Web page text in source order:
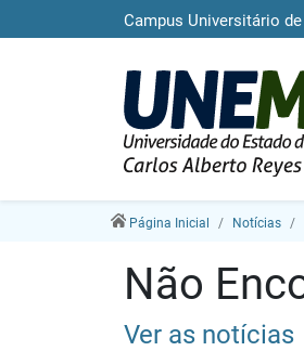
Campus Universitário
Página Inicial Notícias
Não
Ver as notícias